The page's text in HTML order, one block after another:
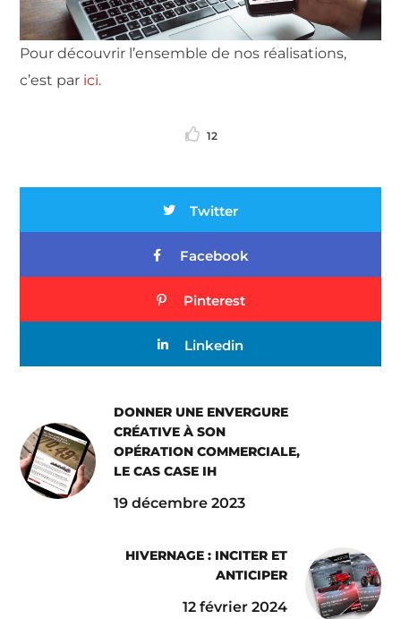
Pour découvrir l’ensemble de nos réalisations,
c’est par ici.
12
Twitter
Facebook
Pinterest
Linkedin
DONNER UNE ENVERGURE
CRÉATIVE À SON
OPÉRATION COMMERCIALE,
LE CAS CASE IH
19 décembre 2023
HIVERNAGE : INCITER ET
ANTICIPER
12 février 2024